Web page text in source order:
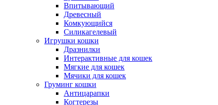
Впитывающий
Древесный
Комкующийся
Силикагелевый
Игрушки кошки
Дразнилки
Интерактивные для кошек
Мягкие для кошек
Мячики для кошек
Груминг кошки
Антицарапки
Когтерезы